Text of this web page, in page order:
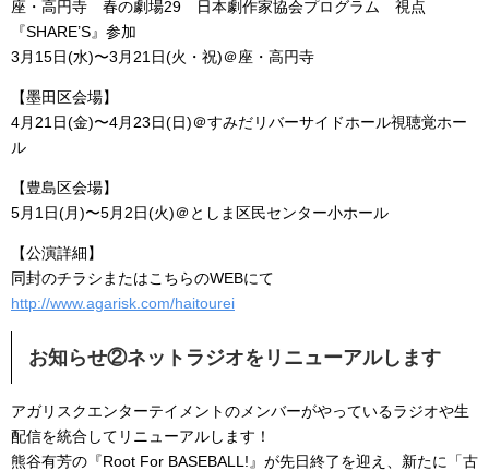
座・高円寺 春の劇場29 日本劇作家協会プログラム 視点
『SHARE’S』参加
3月15日(水)〜3月21日(火・祝)＠座・高円寺
【墨田区会場】
4月21日(金)〜4月23日(日)＠すみだリバーサイドホール視聴覚ホー
ル
【豊島区会場】
5月1日(月)〜5月2日(火)＠としま区民センター小ホール
【公演詳細】
同封のチラシまたはこちらのWEBにて
http://www.agarisk.com/haitourei
お知らせ②ネットラジオをリニューアルします
アガリスクエンターテイメントのメンバーがやっているラジオや生
配信を統合してリニューアルします！
熊谷有芳の『Root For BASEBALL!』が先日終了を迎え、新たに「古